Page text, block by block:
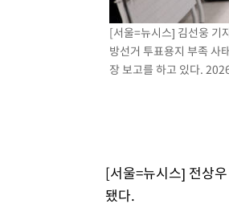
여자배구 이재영·이다영 자매, 아
외국인 심판 성 접대 7경기 들
[속보]코스닥, 2.86포인트
[속보]코스피, 6200선 약보합
외신들도 주목한 韓축구 파문
11시간 압수수색에 성접대 파
[서울=뉴시스] 김선웅 기
방선거 투표용지 부족 사
장 보고를 하고 있다.
[서울=뉴시스] 전상
됐다.